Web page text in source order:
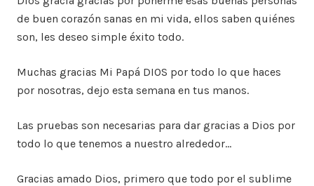
de buen corazón sanas en mi vida, ellos saben quiénes
son, les deseo simple éxito todo.
Muchas gracias Mi Papá DIOS por todo lo que haces
por nosotras, dejo esta semana en tus manos.
Las pruebas son necesarias para dar gracias a Dios por
todo lo que tenemos a nuestro alrededor…
Gracias amado Dios, primero que todo por el sublime